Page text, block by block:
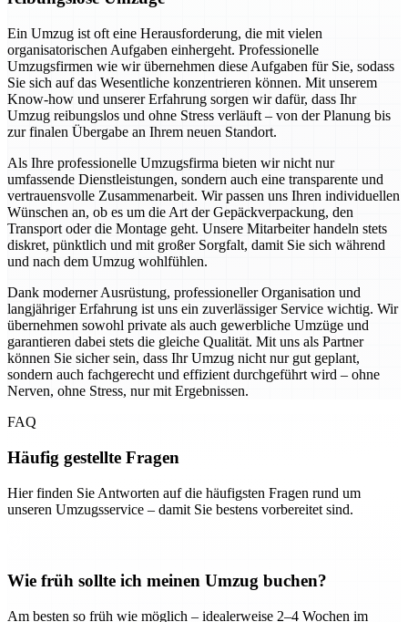
Ein Umzug ist oft eine Herausforderung, die mit vielen
organisatorischen Aufgaben einhergeht. Professionelle
Umzugsfirmen wie wir übernehmen diese Aufgaben für Sie, sodass
Sie sich auf das Wesentliche konzentrieren können. Mit unserem
Know-how und unserer Erfahrung sorgen wir dafür, dass Ihr
Umzug reibungslos und ohne Stress verläuft – von der Planung bis
zur finalen Übergabe an Ihrem neuen Standort.
Als Ihre professionelle Umzugsfirma bieten wir nicht nur
umfassende Dienstleistungen, sondern auch eine transparente und
vertrauensvolle Zusammenarbeit. Wir passen uns Ihren individuellen
Wünschen an, ob es um die Art der Gepäckverpackung, den
Transport oder die Montage geht. Unsere Mitarbeiter handeln stets
diskret, pünktlich und mit großer Sorgfalt, damit Sie sich während
und nach dem Umzug wohlfühlen.
Dank moderner Ausrüstung, professioneller Organisation und
langjähriger Erfahrung ist uns ein zuverlässiger Service wichtig. Wir
übernehmen sowohl private als auch gewerbliche Umzüge und
garantieren dabei stets die gleiche Qualität. Mit uns als Partner
können Sie sicher sein, dass Ihr Umzug nicht nur gut geplant,
sondern auch fachgerecht und effizient durchgeführt wird – ohne
Nerven, ohne Stress, nur mit Ergebnissen.
FAQ
Häufig gestellte Fragen
Hier finden Sie Antworten auf die häufigsten Fragen rund um
unseren Umzugsservice – damit Sie bestens vorbereitet sind.
Wie früh sollte ich meinen Umzug buchen?
Am besten so früh wie möglich – idealerweise 2–4 Wochen im